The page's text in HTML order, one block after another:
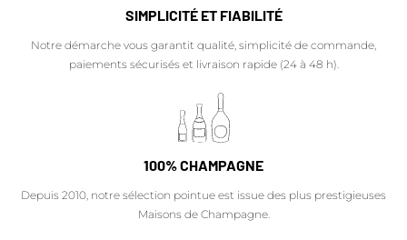
SIMPLICITÉ ET FIABILITÉ
Notre démarche vous garantit qualité, simplicité de commande,
paiements sécurisés et livraison rapide (24 à 48 h).
100% CHAMPAGNE
Depuis 2010, notre sélection pointue est issue des plus prestigieuses
Maisons de Champagne.